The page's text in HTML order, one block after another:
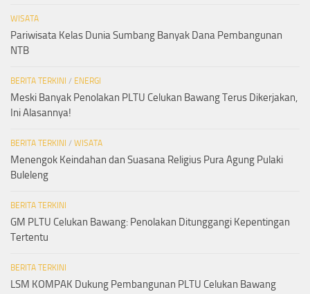
WISATA
Pariwisata Kelas Dunia Sumbang Banyak Dana Pembangunan
NTB
BERITA TERKINI / ENERGI
Meski Banyak Penolakan PLTU Celukan Bawang Terus Dikerjakan,
Ini Alasannya!
BERITA TERKINI / WISATA
Menengok Keindahan dan Suasana Religius Pura Agung Pulaki
Buleleng
BERITA TERKINI
GM PLTU Celukan Bawang: Penolakan Ditunggangi Kepentingan
Tertentu
BERITA TERKINI
LSM KOMPAK Dukung Pembangunan PLTU Celukan Bawang